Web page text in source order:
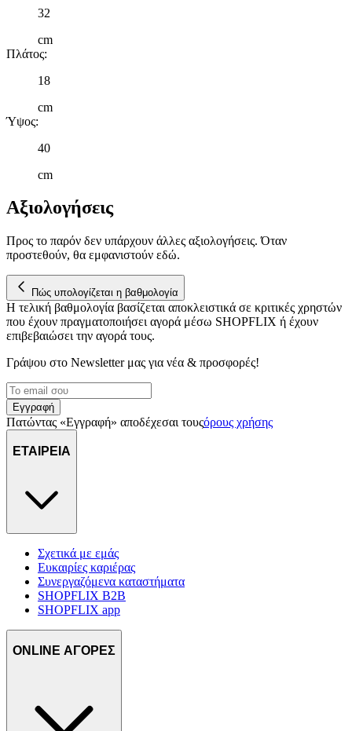
μας και την ανάπτυξη προϊόντων. Επίσης, κοινοποιούμε
τοποθεσίας μας στους συνεργάτες μέσων κοινωνικής
δικτύωσης, διαφημίσεων και ανάλυσης.
32
cm
Πλάτος:
18
cm
Ύψος:
40
cm
Αξιολογήσεις
Προς το παρόν δεν υπάρχουν άλλες αξιολογήσεις. Όταν
προστεθούν, θα εμφανιστούν εδώ.
Πώς υπολογίζεται η βαθμολογία
Η τελική βαθμολογία βασίζεται αποκλειστικά σε κριτικές χρηστών
που έχουν πραγματοποιήσει αγορά μέσω SHOPFLIX ή έχουν
επιβεβαιώσει την αγορά τους.
Γράψου στο Νewsletter μας για νέα & προσφορές!
Εγγραφή
Πατώντας «Εγγραφή» αποδέχεσαι τουςόρους χρήσης
ΕΤΑΙΡΕΙΑ
Σχετικά με εμάς
Ευκαιρίες καριέρας
Συνεργαζόμενα καταστήματα
SHOPFLIX B2B
SHOPFLIX app
ONLINE ΑΓΟΡΕΣ